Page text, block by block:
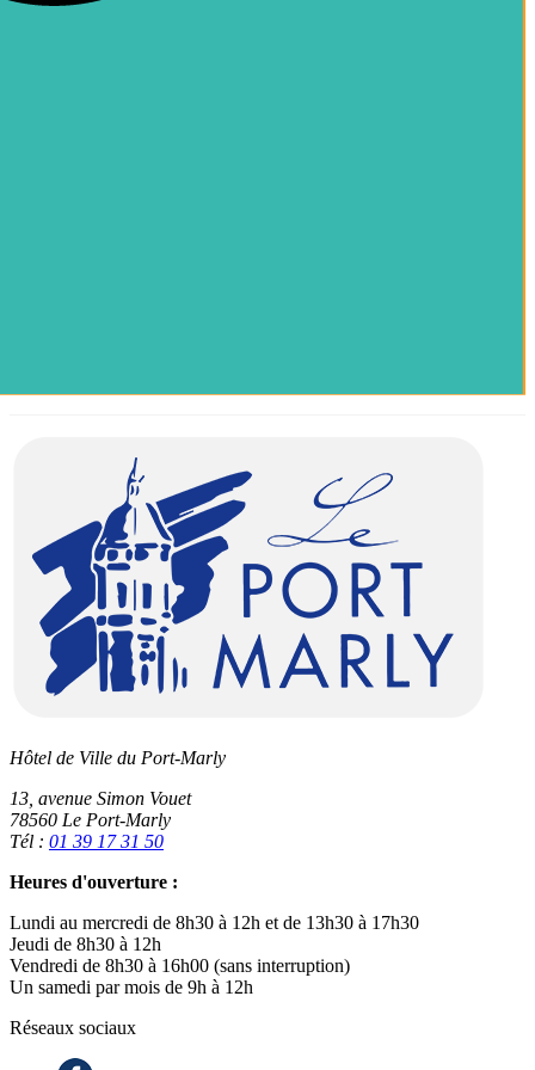
Hôtel de Ville du Port-Marly
13, avenue Simon Vouet
78560 Le Port-Marly
Tél : 01 39 17 31 50
Heures d'ouverture :
Lundi au mercredi de 8h30 à 12h et de 13h30 à 17h30
Jeudi de 8h30 à 12h
Vendredi de 8h30 à 16h00 (sans interruption)
Un samedi par mois de 9h à 12h
Réseaux sociaux